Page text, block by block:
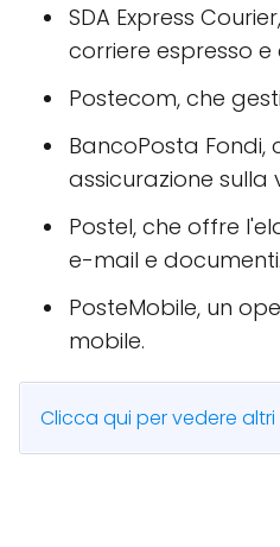
SDA Express
corriere espresso
Postecom, che
BancoPosta Fondi,
assicurazione sulla
Postel, che offre
e-mail e documenti.
PosteMobile, un
mobile.
Clicca qui per vedere